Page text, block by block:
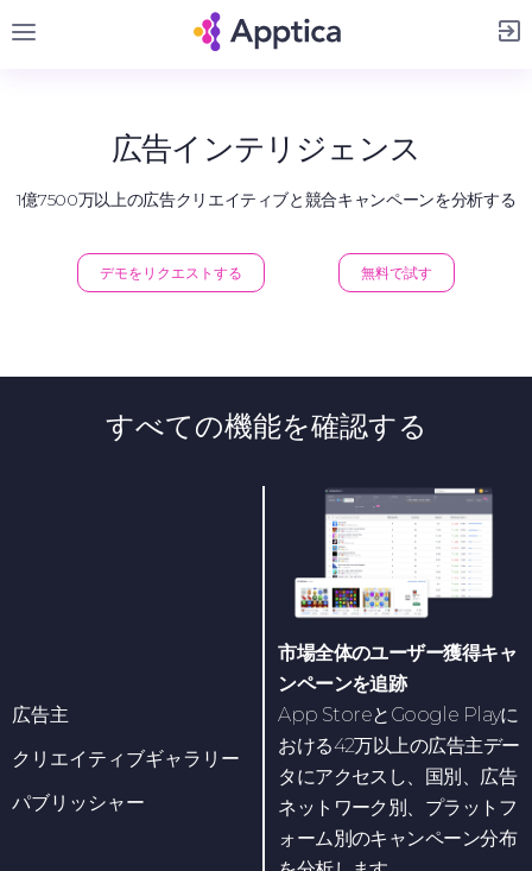
サインアップ
広告インテリジェンス
1億7500万以上の広告クリエイティブと競合キャンペーンを分析する
デモをリクエストする 無料で試す
すべての機能を確認する
広告主
クリエイティブギャラリー
パブリッシャー
市場全体のユーザー獲得キャ
ンペーンを追跡
App StoreとGoogle Playに
おける42万以上の広告主デー
タにアクセスし、国別、広告
ネットワーク別、プラットフ
ォーム別のキャンペーン分布